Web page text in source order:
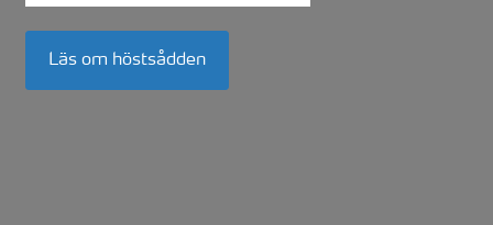
Läs om höstsådden